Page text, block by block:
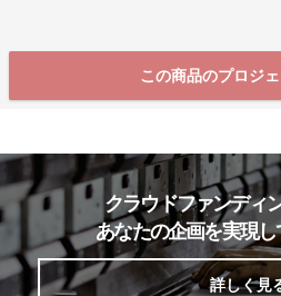
この商品のプロジ
クラウドファンディ
あなたの企画を実現
詳しく見